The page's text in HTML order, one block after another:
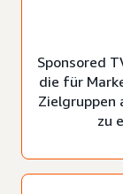
Sponsored
die für
Zielgruppen
zu